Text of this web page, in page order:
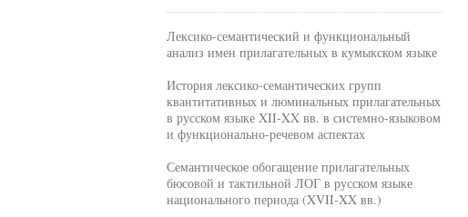
Лексико-семантический и функциональный
анализ имен прилагательных в кумыкском языке
История лексико-семантических групп
квантитативных и люминальных прилагательных
в русском языке XII-XX вв. в системно-языковом
и функционально-речевом аспектах
Семантическое обогащение прилагательных
бюсовой и тактильной ЛОГ в русском языке
национального периода (XVII-XX вв.)